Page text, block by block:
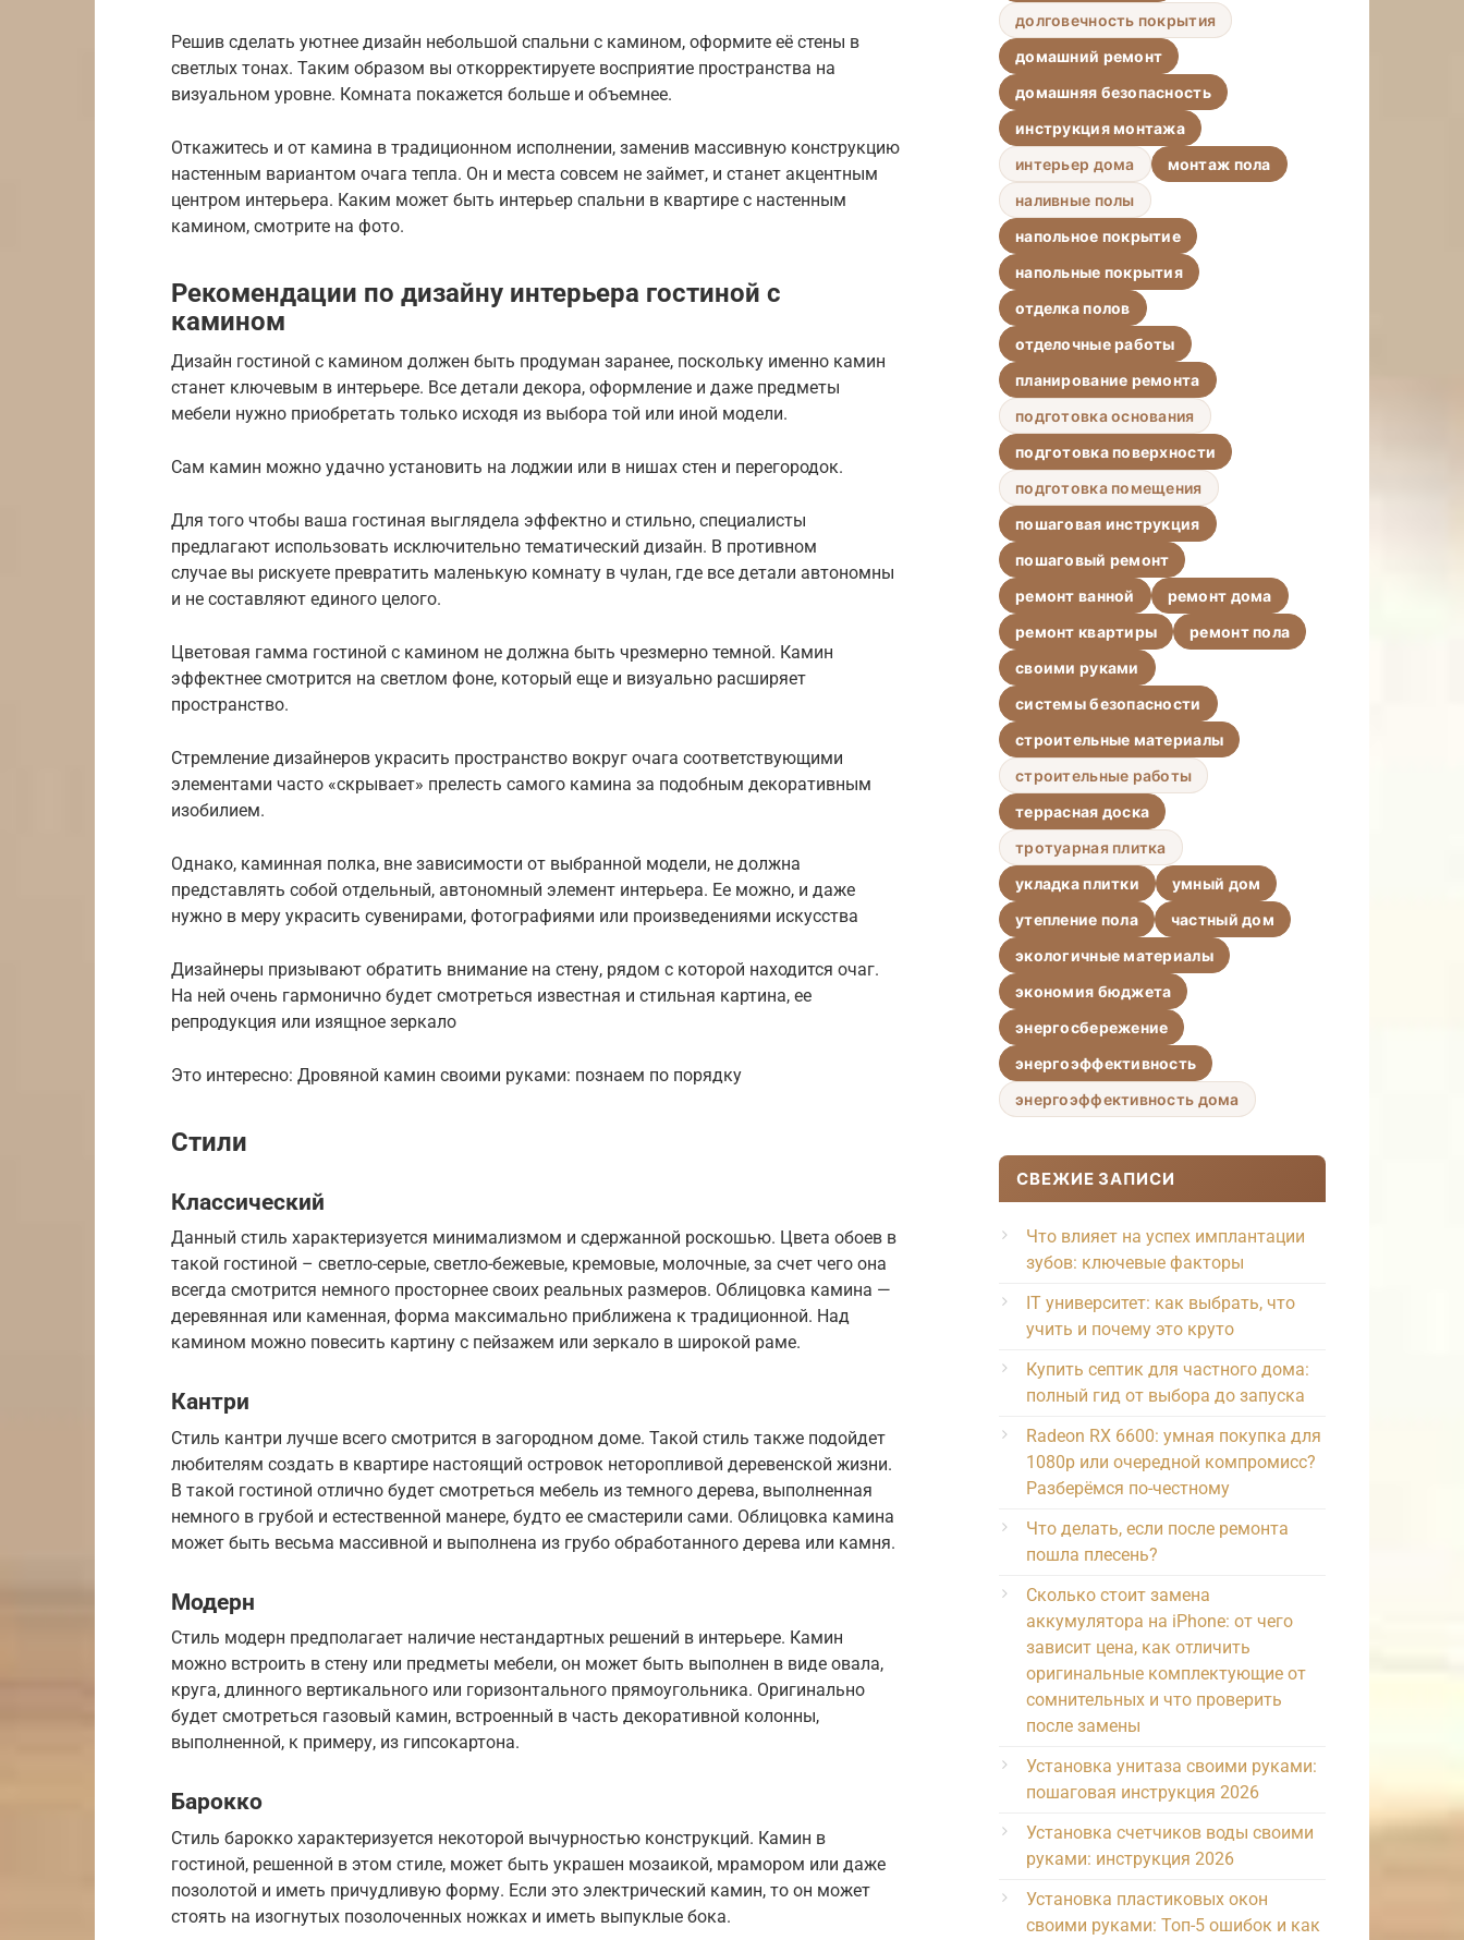
Решив сделать уютнее дизайн небольшой спальни с камином, оформите её стены в
светлых тонах. Таким образом вы откорректируете восприятие пространства на
визуальном уровне. Комната покажется больше и объемнее.
Откажитесь и от камина в традиционном исполнении, заменив массивную конструкцию
настенным вариантом очага тепла. Он и места совсем не займет, и станет акцентным
центром интерьера. Каким может быть интерьер спальни в квартире с настенным
камином, смотрите на фото.
Рекомендации по дизайну интерьера гостиной с
камином
Дизайн гостиной с камином должен быть продуман заранее, поскольку именно камин
станет ключевым в интерьере. Все детали декора, оформление и даже предметы
мебели нужно приобретать только исходя из выбора той или иной модели.
Сам камин можно удачно установить на лоджии или в нишах стен и перегородок.
Для того чтобы ваша гостиная выглядела эффектно и стильно, специалисты
предлагают использовать исключительно тематический дизайн. В противном
случае вы рискуете превратить маленькую комнату в чулан, где все детали автономны
и не составляют единого целого.
Цветовая гамма гостиной с камином не должна быть чрезмерно темной. Камин
эффектнее смотрится на светлом фоне, который еще и визуально расширяет
пространство.
Стремление дизайнеров украсить пространство вокруг очага соответствующими
элементами часто «скрывает» прелесть самого камина за подобным декоративным
изобилием.
Однако, каминная полка, вне зависимости от выбранной модели, не должна
представлять собой отдельный, автономный элемент интерьера. Ее можно, и даже
нужно в меру украсить сувенирами, фотографиями или произведениями искусства
Дизайнеры призывают обратить внимание на стену, рядом с которой находится очаг.
На ней очень гармонично будет смотреться известная и стильная картина, ее
репродукция или изящное зеркало
Это интересно: Дровяной камин своими руками: познаем по порядку
Стили
Классический
Данный стиль характеризуется минимализмом и сдержанной роскошью. Цвета обоев в
такой гостиной – светло-серые, светло-бежевые, кремовые, молочные, за счет чего она
всегда смотрится немного просторнее своих реальных размеров. Облицовка камина —
деревянная или каменная, форма максимально приближена к традиционной. Над
камином можно повесить картину с пейзажем или зеркало в широкой раме.
Кантри
Стиль кантри лучше всего смотрится в загородном доме. Такой стиль также подойдет
любителям создать в квартире настоящий островок неторопливой деревенской жизни.
В такой гостиной отлично будет смотреться мебель из темного дерева, выполненная
немного в грубой и естественной манере, будто ее смастерили сами. Облицовка камина
может быть весьма массивной и выполнена из грубо обработанного дерева или камня.
Модерн
Стиль модерн предполагает наличие нестандартных решений в интерьере. Камин
можно встроить в стену или предметы мебели, он может быть выполнен в виде овала,
круга, длинного вертикального или горизонтального прямоугольника. Оригинально
будет смотреться газовый камин, встроенный в часть декоративной колонны,
выполненной, к примеру, из гипсокартона.
Барокко
Стиль барокко характеризуется некоторой вычурностью конструкций. Камин в
гостиной, решенной в этом стиле, может быть украшен мозаикой, мрамором или даже
позолотой и иметь причудливую форму. Если это электрический камин, то он может
стоять на изогнутых позолоченных ножках и иметь выпуклые бока.
долговечность покрытия
домашний ремонт
домашняя безопасность
инструкция монтажа
интерьер дома
монтаж пола
наливные полы
напольное покрытие
напольные покрытия
отделка полов
отделочные работы
планирование ремонта
подготовка основания
подготовка поверхности
подготовка помещения
пошаговая инструкция
пошаговый ремонт
ремонт ванной
ремонт дома
ремонт квартиры
ремонт пола
своими руками
системы безопасности
строительные материалы
строительные работы
террасная доска
тротуарная плитка
укладка плитки
умный дом
утепление пола
частный дом
экологичные материалы
экономия бюджета
энергосбережение
энергоэффективность
энергоэффективность дома
СВЕЖИЕ ЗАПИСИ
Что влияет на успех имплантации
зубов: ключевые факторы
IT университет: как выбрать, что
учить и почему это круто
Купить септик для частного дома:
полный гид от выбора до запуска
Radeon RX 6600: умная покупка для
1080p или очередной компромисс?
Разберёмся по-честному
Что делать, если после ремонта
пошла плесень?
Сколько стоит замена
аккумулятора на iPhone: от чего
зависит цена, как отличить
оригинальные комплектующие от
сомнительных и что проверить
после замены
Установка унитаза своими руками:
пошаговая инструкция 2026
Установка счетчиков воды своими
руками: инструкция 2026
Установка пластиковых окон
своими руками: Топ-5 ошибок и как